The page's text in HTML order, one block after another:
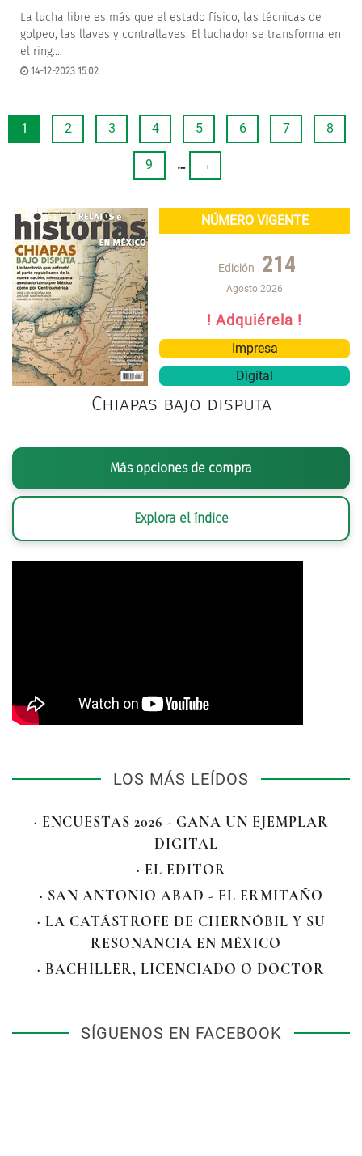
La lucha libre es más que el estado físico, las técnicas de
golpeo, las llaves y contrallaves. El luchador se transforma en
el ring....
14-12-2023 15:02
1 2 3 4 5 6 7 8
9 … →
NÚMERO VIGENTE
Edición 214
Agosto 2026
! Adquiérela !
Impresa
Digital
Chiapas bajo disputa
Más opciones de compra
Explora el índice
LOS MÁS LEÍDOS
· ENCUESTAS 2026 - GANA UN EJEMPLAR
DIGITAL
· EL EDITOR
· SAN ANTONIO ABAD - EL ERMITAÑO
· LA CATÁSTROFE DE CHERNÓBIL Y SU
RESONANCIA EN MÉXICO
· BACHILLER, LICENCIADO O DOCTOR
SÍGUENOS EN FACEBOOK